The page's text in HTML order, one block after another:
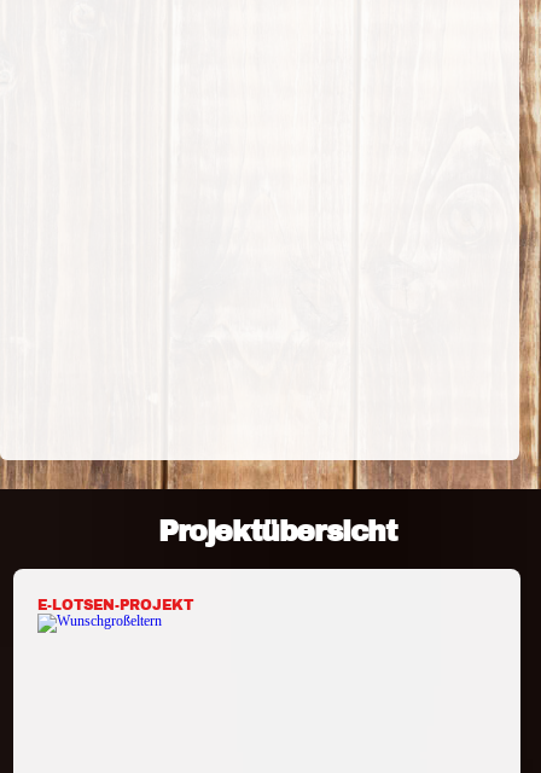
Projektübersicht
E-LOTSEN-PROJEKT